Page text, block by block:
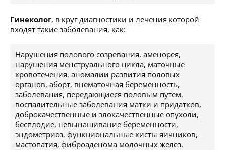
Гинеколог, в круг диагностики и лечения которой
входят такие заболевания, как:
Нарушения полового созревания, аменорея,
нарушения менструального цикла, маточные
кровотечения, аномалии развития половых
органов, аборт, внематочная беременность,
заболевания, передающиеся половым путем,
воспалительные заболевания матки и придатков,
доброкачественные и злокачественные опухоли,
бесплодие, невынашивание беременности,
эндометриоз, функциональные кисты яичников,
мастопатия, фиброаденома молочных желез.